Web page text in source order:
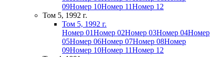
09Номер 10Номер 11Номер 12
Том 5, 1992 г.
Том 5, 1992 г.
Номер 01Номер 02Номер 03Номер 04Номер
05Номер 06Номер 07Номер 08Номер
09Номер 10Номер 11Номер 12